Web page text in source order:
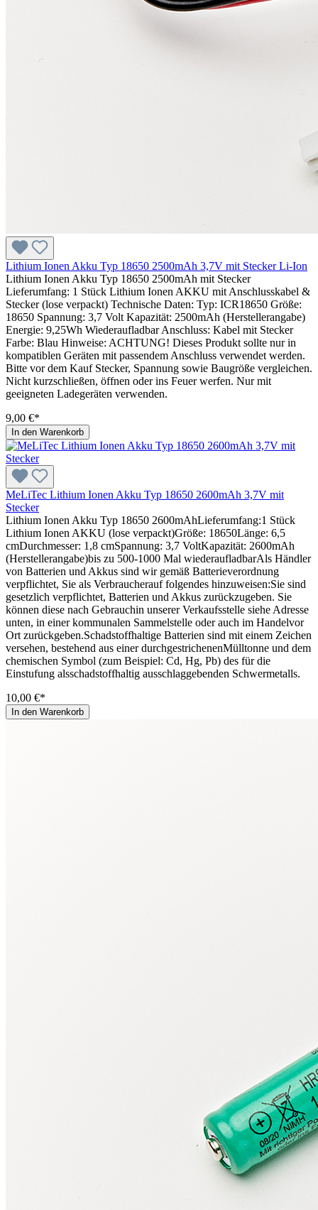
Lithium Ionen Akku Typ 18650 2500mAh 3,7V mit Stecker Li-Ion
Lithium Ionen Akku Typ 18650 2500mAh mit Stecker
Lieferumfang: 1 Stück Lithium Ionen AKKU mit Anschlusskabel &
Stecker (lose verpackt) Technische Daten: Typ: ICR18650 Größe:
18650 Spannung: 3,7 Volt Kapazität: 2500mAh (Herstellerangabe)
Energie: 9,25Wh Wiederaufladbar Anschluss: Kabel mit Stecker
Farbe: Blau Hinweise: ACHTUNG! Dieses Produkt sollte nur in
kompatiblen Geräten mit passendem Anschluss verwendet werden.
Bitte vor dem Kauf Stecker, Spannung sowie Baugröße vergleichen.
Nicht kurzschließen, öffnen oder ins Feuer werfen. Nur mit
geeigneten Ladegeräten verwenden.
9,00 €*
In den Warenkorb
MeLiTec Lithium Ionen Akku Typ 18650 2600mAh 3,7V mit
Stecker
Lithium Ionen Akku Typ 18650 2600mAhLieferumfang:1 Stück
Lithium Ionen AKKU (lose verpackt)Größe: 18650Länge: 6,5
cmDurchmesser: 1,8 cmSpannung: 3,7 VoltKapazität: 2600mAh
(Herstellerangabe)bis zu 500-1000 Mal wiederaufladbarAls Händler
von Batterien und Akkus sind wir gemäß Batterieverordnung
verpflichtet, Sie als Verbraucherauf folgendes hinzuweisen:Sie sind
gesetzlich verpflichtet, Batterien und Akkus zurückzugeben. Sie
können diese nach Gebrauchin unserer Verkaufsstelle siehe Adresse
unten, in einer kommunalen Sammelstelle oder auch im Handelvor
Ort zurückgeben.Schadstoffhaltige Batterien sind mit einem Zeichen
versehen, bestehend aus einer durchgestrichenenMülltonne und dem
chemischen Symbol (zum Beispiel: Cd, Hg, Pb) des für die
Einstufung alsschadstoffhaltig ausschlaggebenden Schwermetalls.
10,00 €*
In den Warenkorb